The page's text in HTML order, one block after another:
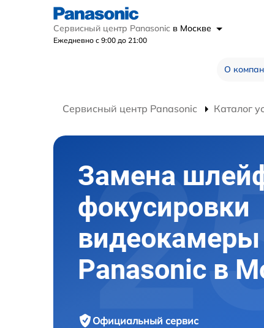
Сервисный центр Panasonic в Москве
Ежедневно с 9:00 до 21:00
О
Сервисный центр Panasonic Каталог
Замена
фокусировки
видеокамеры
Panasonic в
Официальный сервис